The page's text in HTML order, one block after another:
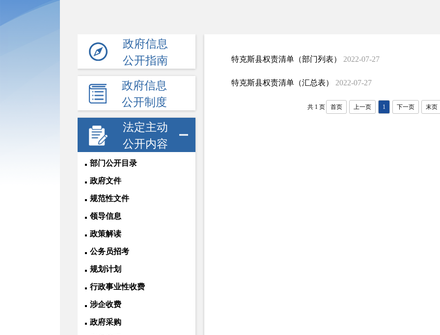
政府信息
公开指南
政府信息
公开制度
法定主动
公开内容
部门公开目录
政府文件
规范性文件
领导信息
政策解读
公务员招考
规划计划
行政事业性收费
涉企收费
政府采购
特克斯县权责清单（部门列表） 2022-07-27
特克斯县权责清单（汇总表） 2022-07-27
共 1 页 首页 上一页 1 下一页 末页